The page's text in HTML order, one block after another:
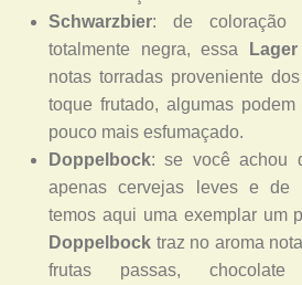
Schwarzbier: de coloração
totalmente negra, essa
Lager
notas torradas proveniente
toque frutado, algumas
pouco mais esfumaçado.
Doppelbock: se você achou
apenas cervejas leves e de
temos aqui uma exemplar um
Doppelbock traz no aroma
frutas passas, chocolate